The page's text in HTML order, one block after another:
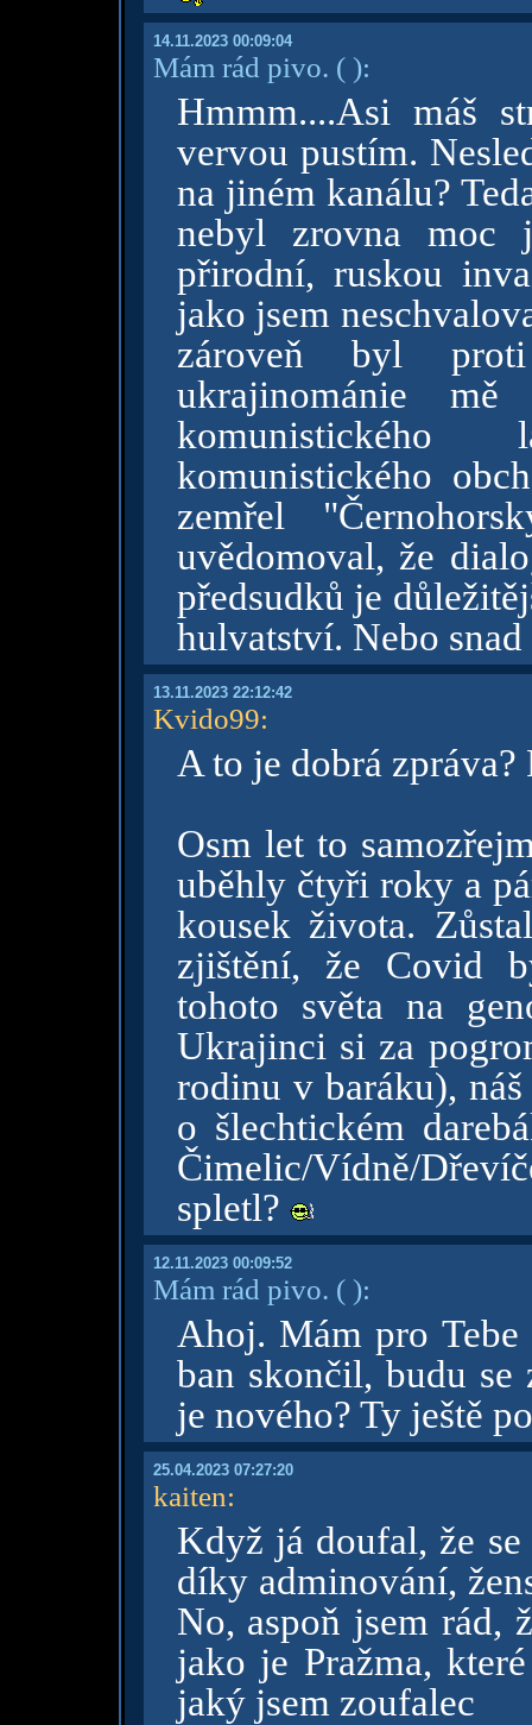
14.11.2023 00:09:04
Mám rád pivo. ( ):
Hmmm....Asi máš
vervou pustím.
na jiném kanálu?
nebyl zrovna moc
přirodní, ruskou
jako jsem
zároveň byl
ukrajinománie
komunistického
zemřel
uvědomoval, že
předsudků je
hulvatství. Nebo snad
13.11.2023 22:12:42
Kvido99:
A to je dobrá
Osm let to
uběhly čtyři roky a
kousek života.
zjištění, že Covid
tohoto světa na
Ukrajinci si za
rodinu v baráku),
o šlechtickém
Čimelic/Vídně/
spletl?
12.11.2023 00:09:52
Mám rád pivo. ( ):
Ahoj. Mám pro
ban skončil, budu se
je nového? Ty ještě
25.04.2023 07:27:20
kaiten:
Když já doufal, že
díky adminování,
No, aspoň jsem rád,
jako je Pražma,
jaký jsem zoufalec